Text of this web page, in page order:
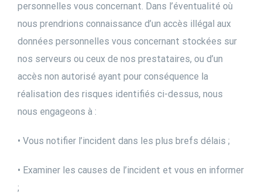
personnelles vous concernant. Dans l’éventualité où
nous prendrions connaissance d’un accès illégal aux
données personnelles vous concernant stockées sur
nos serveurs ou ceux de nos prestataires, ou d’un
accès non autorisé ayant pour conséquence la
réalisation des risques identifiés ci-dessus, nous
nous engageons à :
• Vous notifier l’incident dans les plus brefs délais ;
• Examiner les causes de l’incident et vous en informer
;